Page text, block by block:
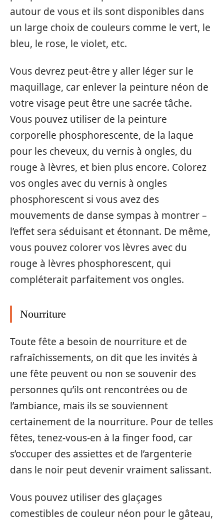
autour de vous et ils sont disponibles dans
un large choix de couleurs comme le vert, le
bleu, le rose, le violet, etc.
Vous devrez peut-être y aller léger sur le
maquillage, car enlever la peinture néon de
votre visage peut être une sacrée tâche.
Vous pouvez utiliser de la peinture
corporelle phosphorescente, de la laque
pour les cheveux, du vernis à ongles, du
rouge à lèvres, et bien plus encore. Colorez
vos ongles avec du vernis à ongles
phosphorescent si vous avez des
mouvements de danse sympas à montrer –
l’effet sera séduisant et étonnant. De même,
vous pouvez colorer vos lèvres avec du
rouge à lèvres phosphorescent, qui
compléterait parfaitement vos ongles.
Nourriture
Toute fête a besoin de nourriture et de
rafraîchissements, on dit que les invités à
une fête peuvent ou non se souvenir des
personnes qu’ils ont rencontrées ou de
l’ambiance, mais ils se souviennent
certainement de la nourriture. Pour de telles
fêtes, tenez-vous-en à la finger food, car
s’occuper des assiettes et de l’argenterie
dans le noir peut devenir vraiment salissant.
Vous pouvez utiliser des glaçages
comestibles de couleur néon pour le gâteau,